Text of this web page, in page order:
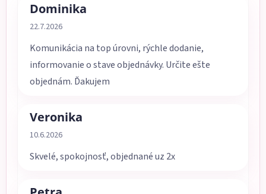
Dominika
Hodnotenie obchodu je 5 z 5 hviezdičiek.
22.7.2026
Komunikácia na top úrovni, rýchle dodanie,
informovanie o stave objednávky. Určite ešte
objednám. Ďakujem
Veronika
Hodnotenie obchodu je 5 z 5 hviezdičiek.
10.6.2026
Skvelé, spokojnosť, objednané uz 2x